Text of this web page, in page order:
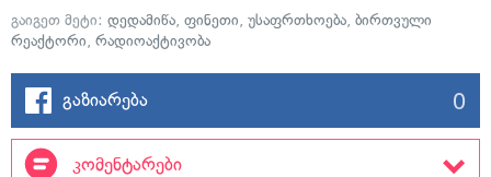
გაიგეთ მეტი: დედამიწა, ფინეთი, უსაფრთხოება, ბირთვული
რეაქტორი, რადიოაქტივობა
გაზიარება 0
კომენტარები